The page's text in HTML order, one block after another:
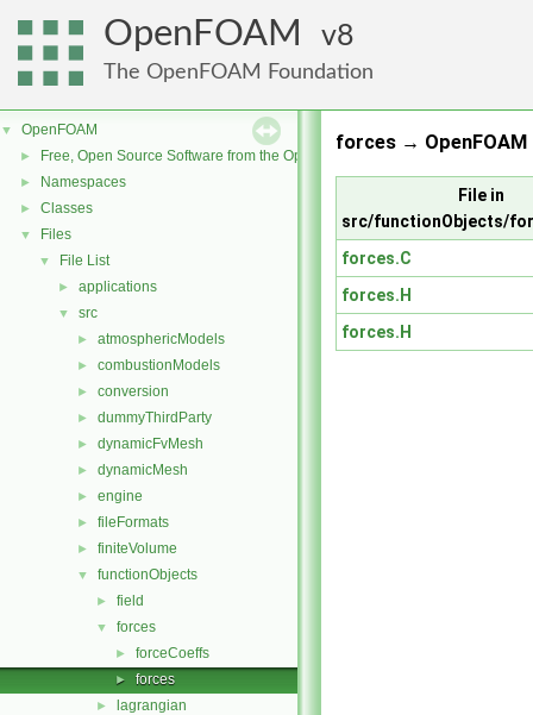
OpenFOAM 8
The OpenFOAM Foundation
▼ OpenFOAM
► Free, Open Source Software from the OpenFOAM Foundation
► Namespaces
► Classes
▼ Files
▼ File List
► applications
▼ src
► atmosphericModels
► combustionModels
► conversion
► dummyThirdParty
► dynamicFvMesh
► dynamicMesh
► engine
► fileFormats
► finiteVolume
▼ functionObjects
► field
▼ forces
► forceCoeffs
► forces
► lagrangian
forces → OpenFOAM
File in
src/functionObjects/
forces.C
forces.H
forces.H